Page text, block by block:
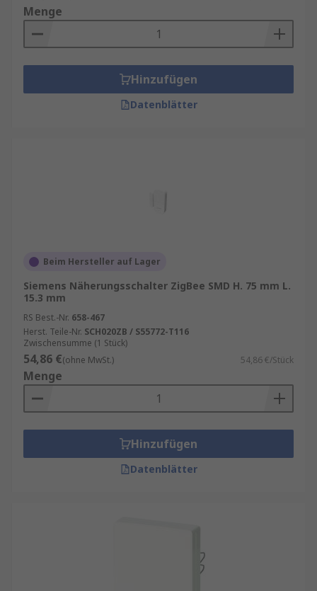
Menge
Hinzufügen
Datenblätter
Beim Hersteller auf Lager
Siemens Näherungsschalter ZigBee SMD H. 75 mm L.
15.3 mm
RS Best.-Nr. 658-467
Herst. Teile-Nr. SCH020ZB / S55772-T116
Zwischensumme (1 Stück)
54,86 €(ohne MwSt.) 54,86 €/Stück
Menge
Hinzufügen
Datenblätter